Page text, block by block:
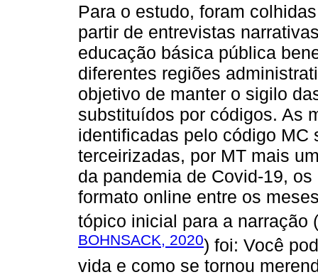
Para o estudo, foram
partir de entrevistas
educação básica pública
diferentes regiões
objetivo de manter o sigilo
substituídos por códigos. As
identificadas pelo código MC
terceirizadas, por MT mais
da pandemia de Covid-19,
formato online entre os
tópico inicial para a narração
BOHNSACK, 2020) foi: Você
vida e como se tornou